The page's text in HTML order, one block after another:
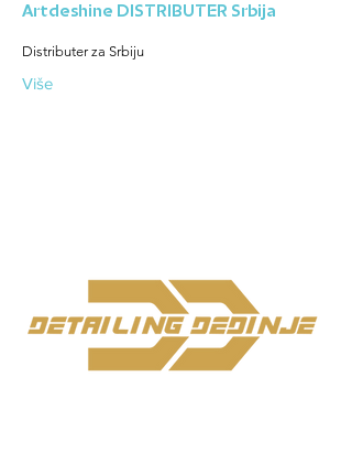
Artdeshine DISTRIBUTER Srbija
Distributer za Srbiju
Više